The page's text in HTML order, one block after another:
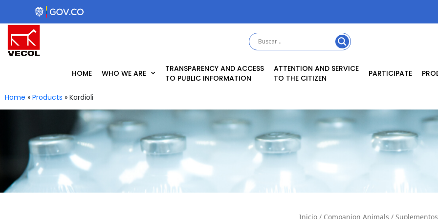
content
HOME WHO WE ARE
TRANSPARENCY AND ACCESS
TO PUBLIC INFORMATION
ATTENTION AND SERVICE
TO THE CITIZEN
PARTICIPATE
Home » Products » Kardioli
Inicio/ Companion Animals /